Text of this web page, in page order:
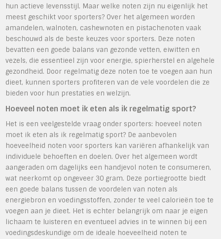
hun actieve levensstijl. Maar welke noten zijn nu eigenlijk het
meest geschikt voor sporters? Over het algemeen worden
amandelen, walnoten, cashewnoten en pistachenoten vaak
beschouwd als de beste keuzes voor sporters. Deze noten
bevatten een goede balans van gezonde vetten, eiwitten en
vezels, die essentieel zijn voor energie, spierherstel en algehele
gezondheid. Door regelmatig deze noten toe te voegen aan hun
dieet, kunnen sporters profiteren van de vele voordelen die ze
bieden voor hun prestaties en welzijn.
Hoeveel noten moet ik eten als ik regelmatig sport?
Het is een veelgestelde vraag onder sporters: hoeveel noten
moet ik eten als ik regelmatig sport? De aanbevolen
hoeveelheid noten voor sporters kan variëren afhankelijk van
individuele behoeften en doelen. Over het algemeen wordt
aangeraden om dagelijks een handjevol noten te consumeren,
wat neerkomt op ongeveer 30 gram. Deze portiegrootte biedt
een goede balans tussen de voordelen van noten als
energiebron en voedingsstoffen, zonder te veel calorieën toe te
voegen aan je dieet. Het is echter belangrijk om naar je eigen
lichaam te luisteren en eventueel advies in te winnen bij een
voedingsdeskundige om de ideale hoeveelheid noten te